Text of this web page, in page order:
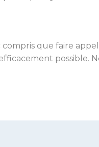
que faire
possible.